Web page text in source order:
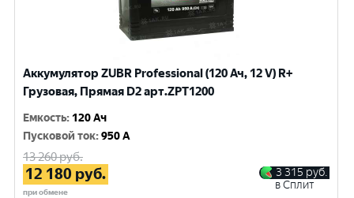
Аккумулятор ZUBR Professional (120 Ач, 12 V) R+
Грузовая, Прямая D2 арт.ZPT1200
Емкость: 120 Ач
Пусковой ток:950 A
13 260руб.
12 180 руб.
при обмене
3 315 руб.
в Сплит